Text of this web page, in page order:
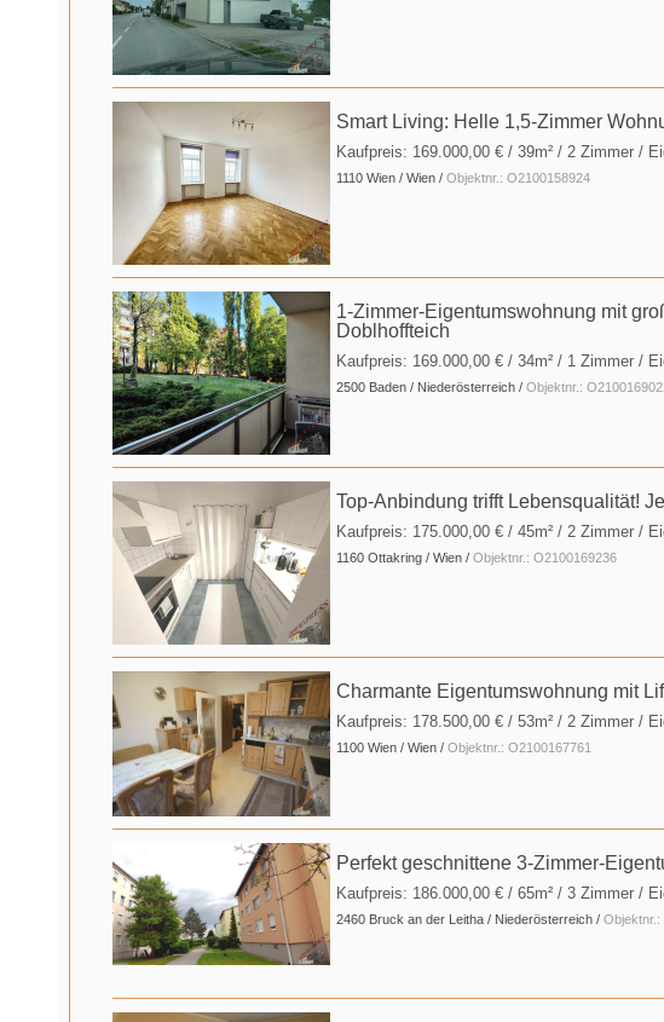
Smart Living: Helle 1,5-Zimmer
Kaufpreis: 169.000,00 € / 39m² / 2 Zimmer /
1110 Wien / Wien / Objektnr.: O2100158924
1-Zimmer-Eigentumswohnung mit
Doblhoffteich
Kaufpreis: 169.000,00 € / 34m² / 1 Zimmer /
2500 Baden / Niederösterreich / Objektnr.:
Top-Anbindung trifft Lebensqualität!
Kaufpreis: 175.000,00 € / 45m² / 2 Zimmer /
1160 Ottakring / Wien / Objektnr.: O2100169236
Charmante Eigentumswohnung mit
Kaufpreis: 178.500,00 € / 53m² / 2 Zimmer /
1100 Wien / Wien / Objektnr.: O2100167761
Perfekt geschnittene 3-Zimmer-
Kaufpreis: 186.000,00 € / 65m² / 3 Zimmer /
2460 Bruck an der Leitha / Niederösterreich / Objektnr.: